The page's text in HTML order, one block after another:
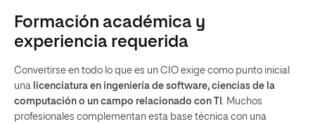
Formación académica y
experiencia requerida
Convertirse en todo lo que es un CIO exige como punto inicial
una licenciatura en ingeniería de software, ciencias de la
computación o un campo relacionado con TI . Muchos
profesionales complementan esta base técnica con una